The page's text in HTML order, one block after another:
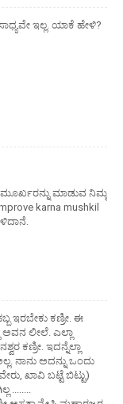
ಇಲ್ಲ. ಯಾಕೆ ಹೇಳಿ?
ಮೂರ್ಖರನ್ನು ಮಾಡುವ ನಿಮ್ಮ
karna mushkil
ಇರಬೇಕು ಕಣ್ರೀ. ಈ
ಅವನ ಲೀಲೆ. ಎಲ್ಲಾ
ಕಣ್ರೀ. ಇದನ್ನೆಲ್ಲಾ
ನಾನು ಅದನ್ನು ಒಂದು
ಖಾವಿ ಬಟ್ಟೆ ಬಿಟ್ಟು)
........